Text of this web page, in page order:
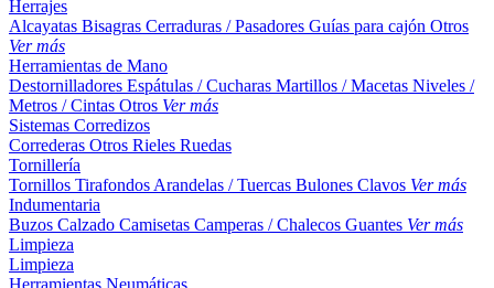
Herrajes
Alcayatas Bisagras Cerraduras / Pasadores Guías para cajón Otros
Ver más
Herramientas de Mano
Destornilladores Espátulas / Cucharas Martillos / Macetas Niveles /
Metros / Cintas Otros Ver más
Sistemas Corredizos
Correderas Otros Rieles Ruedas
Tornillería
Tornillos Tirafondos Arandelas / Tuercas Bulones Clavos Ver más
Indumentaria
Buzos Calzado Camisetas Camperas / Chalecos Guantes Ver más
Limpieza
Limpieza
Herramientas Neumáticas